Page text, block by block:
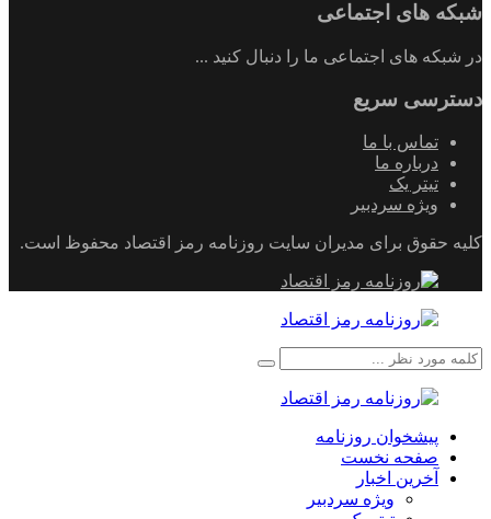
شبکه های اجتماعی
در شبکه های اجتماعی ما را دنبال کنید ...
دسترسی سریع
تماس با ما
درباره ما
تیتر یک
ویژه سردبیر
کلیه حقوق برای مدیران سایت روزنامه رمز اقتصاد محفوظ است.
پیشخوان روزنامه
صفحه نخست
آخرین اخبار
ویژه سردبیر